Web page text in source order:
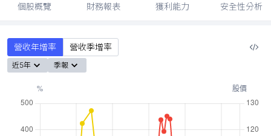
個股概覽 財務報表 獲利能力 安全性分析
營收年增率 營收季增率
近5年 季報